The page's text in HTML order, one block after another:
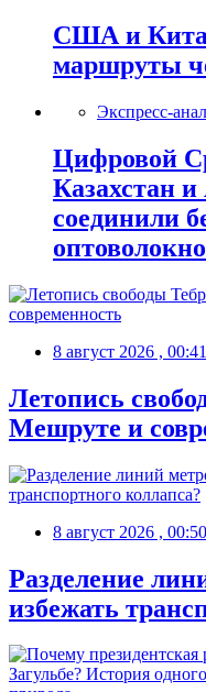
США и
маршруты
Экспресс-
Цифровой
Казахстан
соединили
8 август 2026 , 00:41
Летопись
Мешруте и
8 август 2026 , 00:50
Разделение
избежать